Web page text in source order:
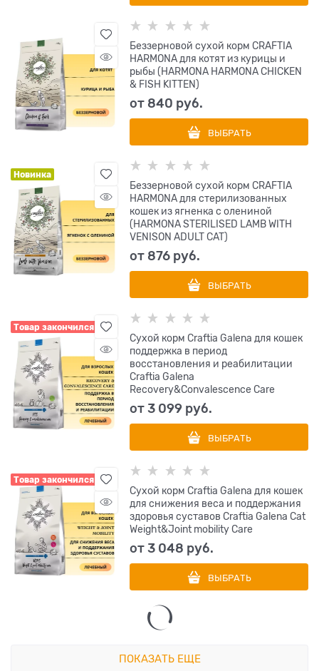
Беззерновой сухой корм CRAFTIA
HARMONA для котят из курицы и
рыбы (HARMONA HARMONA CHICKEN
& FISH KITTEN)
от 840 руб.
ВЫБРАТЬ
Новинка
Беззерновой сухой корм CRAFTIA
HARMONA для стерилизованных
кошек из ягненка с олениной
(HARMONA STERILISED LAMB WITH
VENISON ADULT CAT)
от 876 руб.
ВЫБРАТЬ
Товар закончился
Сухой корм Craftia Galena для кошек
поддержка в период
восстановления и реабилитации
Craftia Galena
Recovery&Сonvalescence Сare
от3 099 руб.
ВЫБРАТЬ
Товар закончился
Сухой корм Craftia Galena для кошек
для снижения веса и поддержания
здоровья суставов Craftia Galena Cat
Weight&Joint mobility Сare
от3 048 руб.
ВЫБРАТЬ
ПОКАЗАТЬ ЕЩЕ